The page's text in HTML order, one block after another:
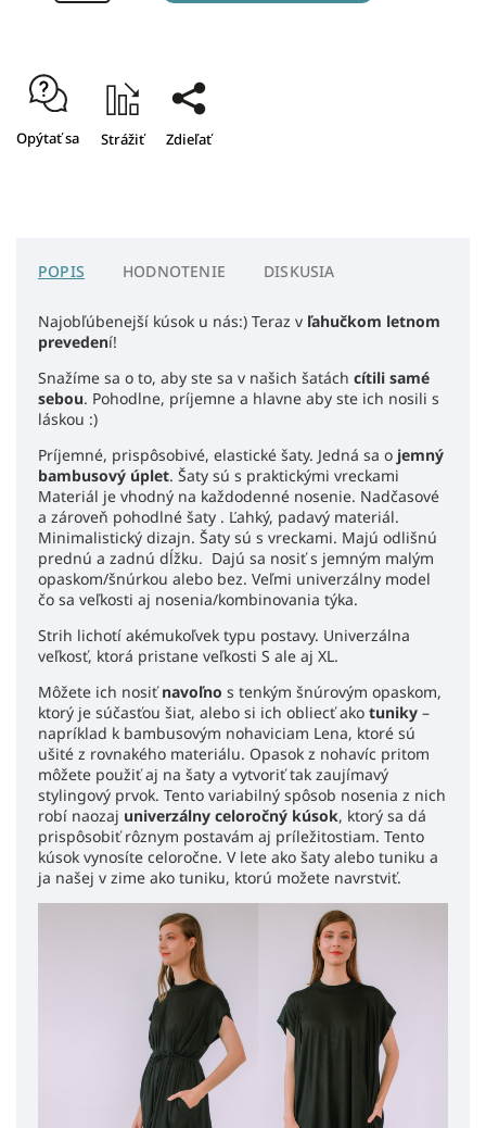
Opýtať sa Strážiť Zdieľať
POPIS HODNOTENIE DISKUSIA
Najobľúbenejší kúsok u nás:) Teraz v ľahučkom letnom
prevedení!
Snažíme sa o to, aby ste sa v našich šatách cítili samé
sebou. Pohodlne, príjemne a hlavne aby ste ich nosili s
láskou :)
Príjemné, prispôsobivé, elastické šaty. Jedná sa o jemný
bambusový úplet. Šaty sú s praktickými vreckami
Materiál je vhodný na každodenné nosenie. Nadčasové
a zároveň pohodlné šaty . Ľahký, padavý materiál.
Minimalistický dizajn. Šaty sú s vreckami. Majú odlišnú
prednú a zadnú dĺžku. Dajú sa nosiť s jemným malým
opaskom/šnúrkou alebo bez. Veľmi univerzálny model
čo sa veľkosti aj nosenia/kombinovania týka.
Strih lichotí akémukoľvek typu postavy. Univerzálna
veľkosť, ktorá pristane veľkosti S ale aj XL.
Môžete ich nosiťnavoľno s tenkým šnúrovým opaskom,
ktorý je súčasťou šiat, alebo si ich obliecť ako tuniky –
napríklad k bambusovým nohaviciam Lena, ktoré sú
ušité z rovnakého materiálu. Opasok z nohavíc pritom
môžete použiť aj na šaty a vytvoriť tak zaujímavý
stylingový prvok. Tento variabilný spôsob nosenia z nich
robí naozaj univerzálny celoročný kúsok, ktorý sa dá
prispôsobiť rôznym postavám aj príležitostiam. Tento
kúsok vynosíte celoročne. V lete ako šaty alebo tuniku a
ja našej v zime ako tuniku, ktorú možete navrstviť.